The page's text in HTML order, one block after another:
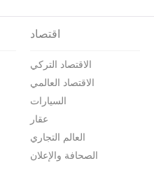
اقتصاد
الاقتصاد التركي
الاقتصاد العالمي
السيارات
عقار
العالم التجاري
الصحافة والإعلان